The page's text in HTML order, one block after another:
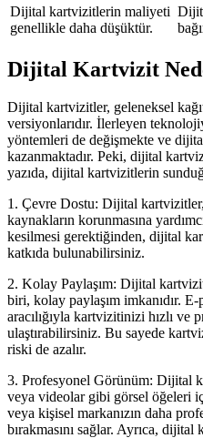
Dijital kartvizitlerin maliyeti
genellikle daha düşüktür.
Dijital Kartvizit
Dijital kartvizitler, geleneksel
versiyonlarıdır. İlerleyen
yöntemleri de değişmekte ve
kazanmaktadır. Peki, dijital
yazıda, dijital kartvizitlerin
1. Çevre Dostu: Dijital kartvizitler,
kaynakların korunmasına
kesilmesi gerektiğinden, dijital
katkıda bulunabilirsiniz.
2. Kolay Paylaşım: Dijital
biri, kolay paylaşım imkanıdır.
aracılığıyla kartvizitinizi hızlı ve
ulaştırabilirsiniz. Bu sayede
riski de azalır.
3. Profesyonel Görünüm: Dijital
veya videolar gibi görsel öğeleri
veya kişisel markanızın daha
bırakmasını sağlar. Ayrıca,